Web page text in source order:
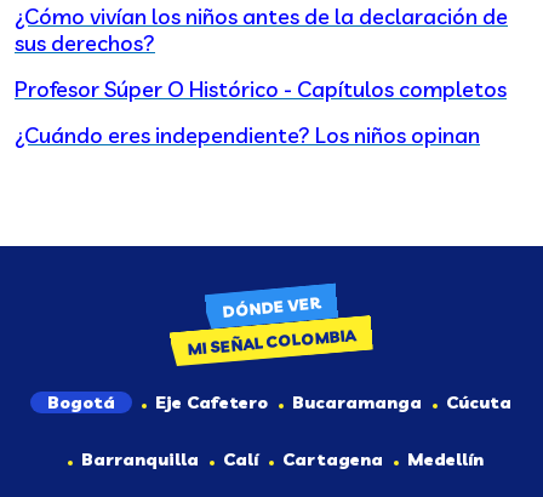
¿Cómo vivían los niños antes de la declaración de
sus derechos?
Profesor Súper O Histórico - Capítulos completos
¿Cuándo eres independiente? Los niños opinan
DÓNDE VER
MI SEÑAL COLOMBIA
Bogotá Eje Cafetero Bucaramanga Cúcuta
Barranquilla Calí Cartagena Medellín